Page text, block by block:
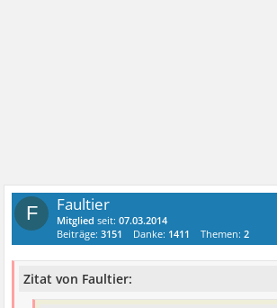
F Faultier
Mitglied seit:07.03.2014
Beiträge:3151 Danke: 1411 Themen:2
Zitat von Faultier: